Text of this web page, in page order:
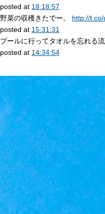
posted at 18:18:57
野菜の収穫きたでー。 http://
posted at 15:31:31
プールに行ってタオルを忘れる
posted at 14:34:54